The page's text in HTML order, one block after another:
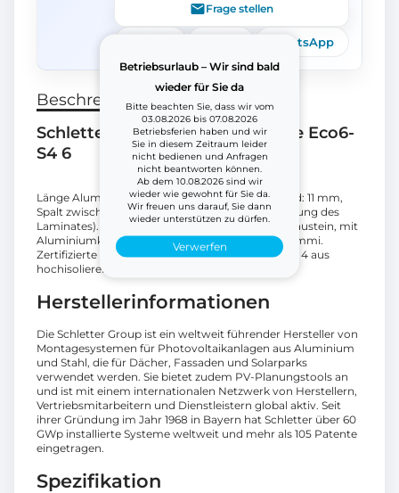
Betriebsurlaub – Wir sind bald
wieder für Sie da
Bitte beachten Sie, dass wir vom
03.08.2026 bis 07.08.2026
Betriebsferien haben und wir
Sie in diesem Zeitraum leider
nicht bedienen und Anfragen
nicht beantworten können.
Ab dem 10.08.2026 sind wir
wieder wie gewohnt für Sie da.
Wir freuen uns darauf, Sie dann
wieder unterstützen zu dürfen.
Verwerfen
Frage stellen
WhatsApp
Beschreibung
Schletter 133164-168 Endklemme Eco6-
S4 6
Länge Aluminium-Klemme: 70 mm, Glaseinstand: 11 mm,
Spalt zwischen Modulen: ca. 22 mm, (keine Pressung des
Laminates). Mit Zubehör M8 x 20, ohne Einklickbaustein, mit
Aluminiumklemme umschließendem EPDM-Gummi.
Zertifizierte Klemmen für Module First Solar Serie 4 aus
hochisolierendem EPDM-Gummiwerkstoff.
Herstellerinformationen
Die Schletter Group ist ein weltweit führender Hersteller von
Montagesystemen für Photovoltaikanlagen aus Aluminium
und Stahl, die für Dächer, Fassaden und Solarparks
verwendet werden. Sie bietet zudem PV-Planungstools an
und ist mit einem internationalen Netzwerk von Herstellern,
Vertriebsmitarbeitern und Dienstleistern global aktiv. Seit
ihrer Gründung im Jahr 1968 in Bayern hat Schletter über 60
GWp installierte Systeme weltweit und mehr als 105 Patente
eingetragen.
Spezifikation